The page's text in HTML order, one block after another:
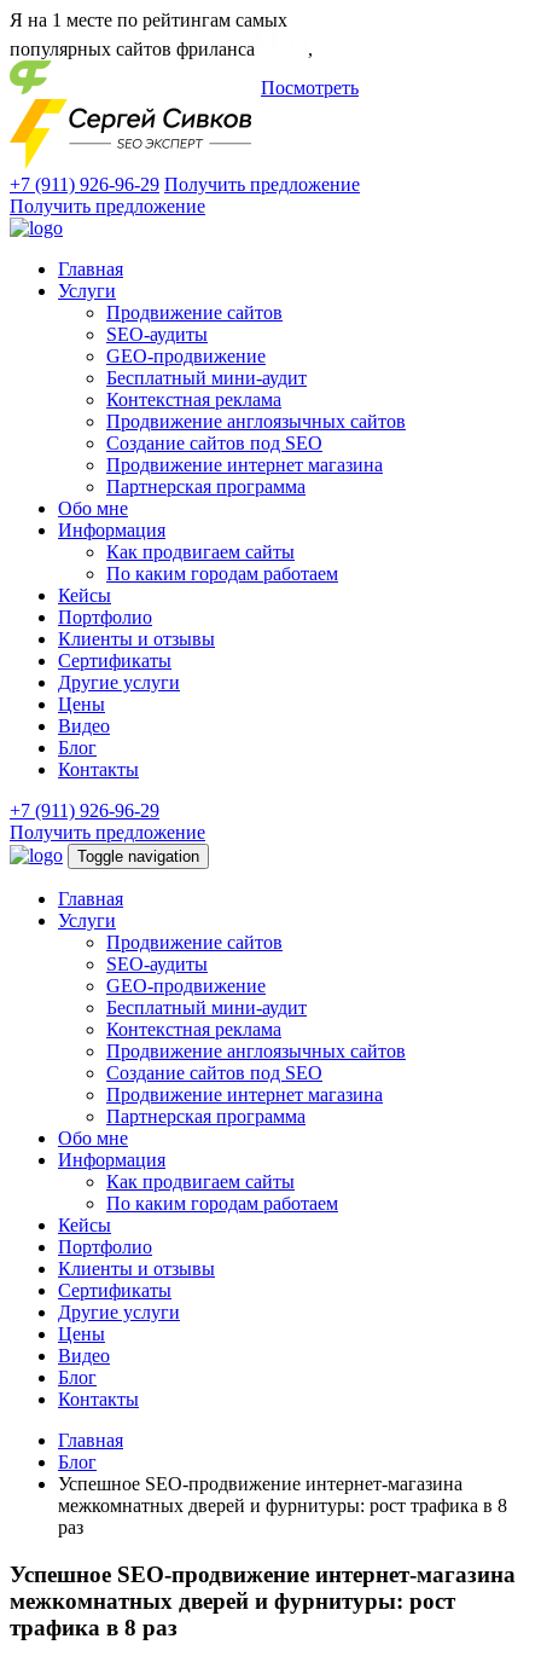
Я на 1 месте по рейтингам самых
популярных сайтов фриланса
,
Посмотреть
+7 (911) 926-96-29 Получить предложение
Получить предложение
Главная
Услуги
Продвижение сайтов
SEO-аудиты
GEO-продвижение
Бесплатный мини-аудит
Контекстная реклама
Продвижение англоязычных сайтов
Создание сайтов под SEO
Продвижение интернет магазина
Партнерская программа
Обо мне
Информация
Как продвигаем сайты
По каким городам работаем
Кейсы
Портфолио
Клиенты и отзывы
Сертификаты
Другие услуги
Цены
Видео
Блог
Контакты
+7 (911) 926-96-29
Получить предложение
Toggle navigation
Главная
Услуги
Продвижение сайтов
SEO-аудиты
GEO-продвижение
Бесплатный мини-аудит
Контекстная реклама
Продвижение англоязычных сайтов
Создание сайтов под SEO
Продвижение интернет магазина
Партнерская программа
Обо мне
Информация
Как продвигаем сайты
По каким городам работаем
Кейсы
Портфолио
Клиенты и отзывы
Сертификаты
Другие услуги
Цены
Видео
Блог
Контакты
Главная
Блог
Успешное SEO-продвижение интернет-магазина
межкомнатных дверей и фурнитуры: рост трафика в 8
раз
Успешное SEO-продвижение интернет-магазина
межкомнатных дверей и фурнитуры: рост
трафика в 8 раз